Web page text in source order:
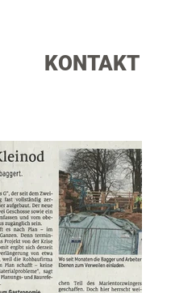
KONTAKT